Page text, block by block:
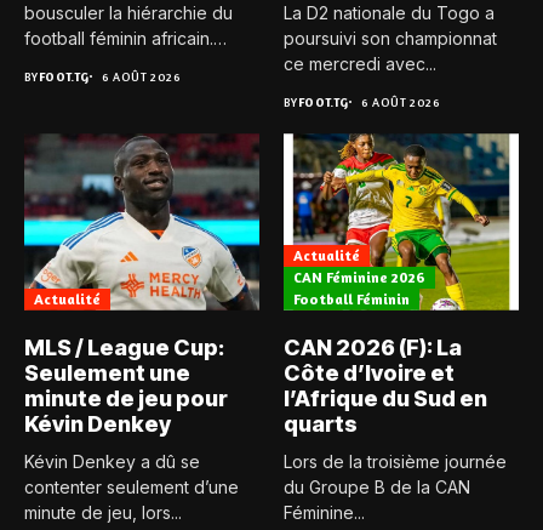
bousculer la hiérarchie du
football féminin africain.
BYFOOT.TG 6 AOÛT 2026
La D2 nationale du Togo a
poursuivi son championnat
ce mercredi avec...
BYFOOT.TG 6 AOÛT 2026
Actualité
MLS / League Cup:
Seulement une
minute de jeu pour
Kévin Denkey
Kévin Denkey a dû se
contenter seulement d’une
minute de jeu, lors...
Actualité
CAN Féminine 2026
Football Féminin
CAN 2026 (F): La
Côte d’Ivoire et
l’Afrique du Sud en
quarts
Lors de la troisième journée
du Groupe B de la CAN
Féminine...